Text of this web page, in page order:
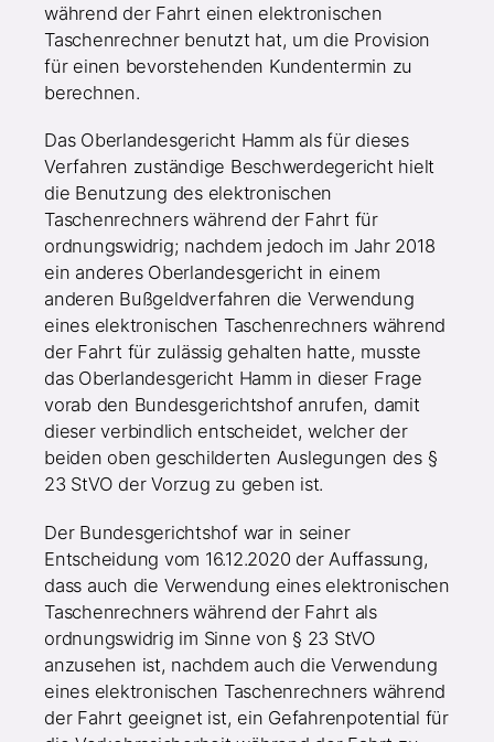
während der Fahrt einen elektronischen
Taschenrechner benutzt hat, um die Provision
für einen bevorstehenden Kundentermin zu
berechnen.
Das Oberlandesgericht Hamm als für dieses
Verfahren zuständige Beschwerdegericht hielt
die Benutzung des elektronischen
Taschenrechners während der Fahrt für
ordnungswidrig; nachdem jedoch im Jahr 2018
ein anderes Oberlandesgericht in einem
anderen Bußgeldverfahren die Verwendung
eines elektronischen Taschenrechners während
der Fahrt für zulässig gehalten hatte, musste
das Oberlandesgericht Hamm in dieser Frage
vorab den Bundesgerichtshof anrufen, damit
dieser verbindlich entscheidet, welcher der
beiden oben geschilderten Auslegungen des §
23 StVO der Vorzug zu geben ist.
Der Bundesgerichtshof war in seiner
Entscheidung vom 16.12.2020 der Auffassung,
dass auch die Verwendung eines elektronischen
Taschenrechners während der Fahrt als
ordnungswidrig im Sinne von § 23 StVO
anzusehen ist, nachdem auch die Verwendung
eines elektronischen Taschenrechners während
der Fahrt geeignet ist, ein Gefahrenpotential für